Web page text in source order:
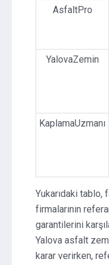
AsfaltPro
YalovaZemin
KaplamaUzmanı
Yukarıdaki tablo,
firmalarının
garantilerini
Yalova asfalt
karar verirken,